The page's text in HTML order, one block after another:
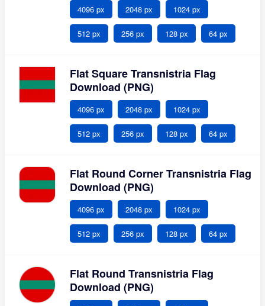
4096 px 2048 px 1024 px
512 px 256 px 128 px 64 px
Flat Square Transnistria Flag
Download (PNG)
4096 px 2048 px 1024 px
512 px 256 px 128 px 64 px
Flat Round Corner Transnistria Flag
Download (PNG)
4096 px 2048 px 1024 px
512 px 256 px 128 px 64 px
Flat Round Transnistria Flag
Download (PNG)